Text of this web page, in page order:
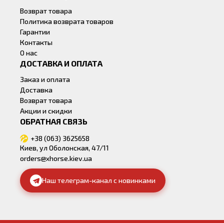
Возврат товара
Политика возврата товаров
Гарантии
Контакты
О нас
ДОСТАВКА И ОПЛАТА
Заказ и оплата
Доставка
Возврат товара
Акции и скидки
ОБРАТНАЯ СВЯЗЬ
+38 (063) 3625658
Киев, ул Оболонская, 47/11
orders@xhorse.kiev.ua
Наш телеграм-канал с новинками